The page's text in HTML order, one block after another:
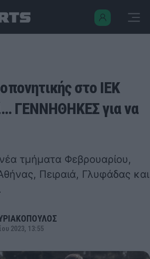
στο ΙΕΚ
ΓΕΝΝΗΘΗΚΕΣ για να
τμήματα Φεβρουαρίου,
Πειραιά, Γλυφάδας και
2023, 13:55